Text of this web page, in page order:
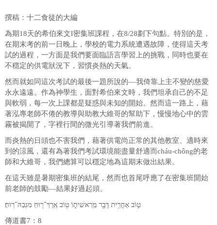
撰稿：十二食徒的大編
為期18天的希伯來文I密集班課程，在8/28劃下句點。特別的是，
在期末考的前一日晚上，學校的電力系統遭遇故障，使得這天考
試的過程，一方面是我們要面臨語言學習上的挑戰，同時也要在
不穩定的供電狀況下，習慣炎熱的天氣。
然而就如同這次考試的最後一題所說的––我倚靠上主不變的慈愛
永永遠遠。作為神學生，面對希伯來文時，我們坦承自己的不足
與軟弱，每一次上課都是疑惑與未知的開始。然而這一路上，藉
著泓專老師不倦的教導與助教大維哥的幫助下，慢慢地心中的雲
霧被揭開了，字裡行間的微光引導著我們前進。
而炎熱的日頭也不害我們，藉著供電尚正常的其他教室、適時來
到的涼風，還有為著我們考試環境能盡量舒適而cháu-chông的老
師和大維哥，我們總算可以穩定地為這期末做出結果。
在這天雖是暑期密集班的結尾，然而也首尾呼應了在密集班開始
前老師的鼓勵––結果好過起頭。
ט֛וֹב אַחֲרִ֥ית דָּבָ֖ר מֵֽרֵאשִׁית֑וֹ ט֥וֹב אֶֽרֶךְ־ר֖וּחַ מִגְּבַהּ־רֽוּחַ׃
傳道書7：8